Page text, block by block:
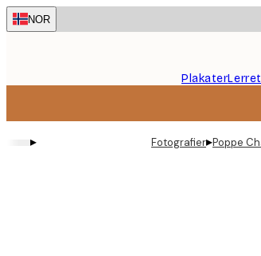
Skip
to
NOR
Plakater
▸ Fotografier▸Poppe